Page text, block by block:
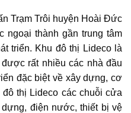
Trạm Trôi huyện Hoài Đức
ngoại thành gần trung tâm
triển. Khu đô thị Lideco là
rất nhiều các nhà đầu
đặc biệt về xây dựng, cơ
thị Lideco các chuỗi cửa
điện nước, thiết bị vệ